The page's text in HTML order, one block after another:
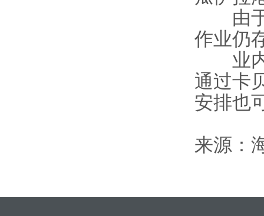
由于
作业仍
业内
通过卡
安排也
来源：